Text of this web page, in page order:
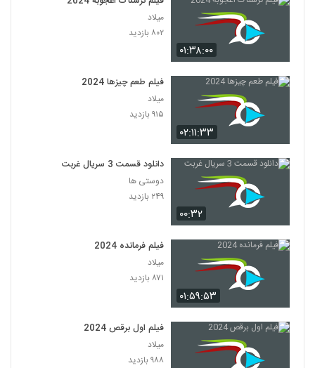
۰۱:۳۸:۰۰
میلاد
۸۰۲ بازدید
۰۲:۱۱:۳۳
فیلم طعم چیزها 2024
میلاد
۹۱۵ بازدید
۰۰:۳۲
دانلود قسمت 3 سریال غربت
دوستی ها
۲۴۹ بازدید
۰۱:۵۹:۵۳
فیلم فرمانده 2024
میلاد
۸۷۱ بازدید
فیلم اول برقص 2024
میلاد
۹۸۸ بازدید